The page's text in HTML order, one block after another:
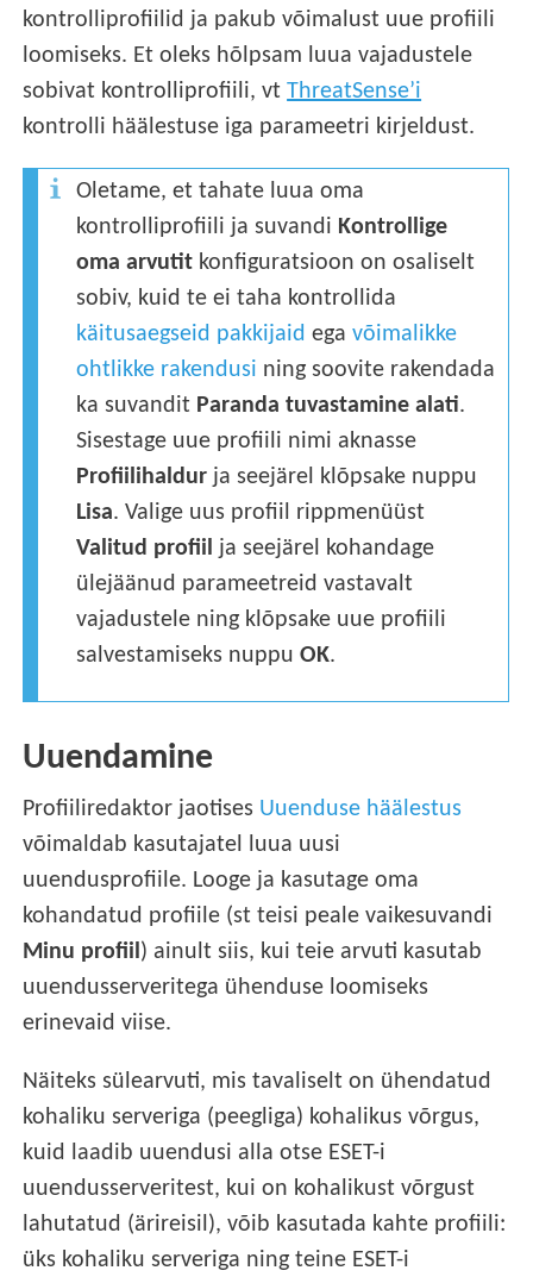
kontrolliprofiilid ja pakub võimalust uue profiili
loomiseks. Et oleks hõlpsam luua vajadustele
sobivat kontrolliprofiili, vtThreatSense’i
kontrolli häälestuse iga parameetri kirjeldust.
Oletame, et tahate luua oma
kontrolliprofiili ja suvandi Kontrollige
oma arvutit konfiguratsioon on osaliselt
sobiv, kuid te ei taha kontrollida
käitusaegseid pakkijaid egavõimalikke
ohtlikke rakendusi ning soovite rakendada
ka suvandit Paranda tuvastamine alati.
Sisestage uue profiili nimi aknasse
Profiilihaldur ja seejärel klõpsake nuppu
Lisa. Valige uus profiil rippmenüüst
Valitud profiil ja seejärel kohandage
ülejäänud parameetreid vastavalt
vajadustele ning klõpsake uue profiili
salvestamiseks nuppuOK.
Uuendamine
Profiiliredaktor jaotises Uuenduse häälestus
võimaldab kasutajatel luua uusi
uuendusprofiile. Looge ja kasutage oma
kohandatud profiile (st teisi peale vaikesuvandi
Minu profiil ) ainult siis, kui teie arvuti kasutab
uuendusserveritega ühenduse loomiseks
erinevaid viise.
Näiteks sülearvuti, mis tavaliselt on ühendatud
kohaliku serveriga (peegliga) kohalikus võrgus,
kuid laadib uuendusi alla otse ESET-i
uuendusserveritest, kui on kohalikust võrgust
lahutatud (ärireisil), võib kasutada kahte profiili:
üks kohaliku serveriga ning teine ESET-i